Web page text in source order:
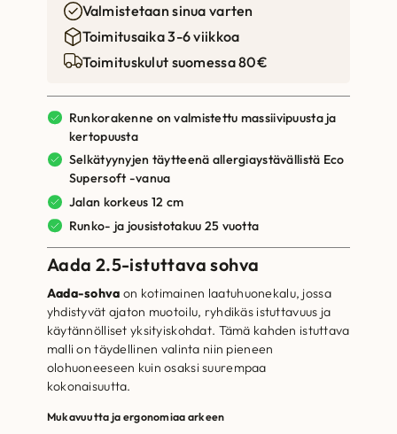
Valmistetaan sinua varten
Toimitusaika 3-6 viikkoa
Toimituskulut suomessa 80€
Runkorakenne on valmistettu massiivipuusta ja
kertopuusta
Selkätyynyjen täytteenä allergiaystävällistä Eco
Supersoft -vanua
Jalan korkeus 12 cm
Runko- ja jousistotakuu 25 vuotta
Aada 2.5-istuttava sohva
Aada-sohva on kotimainen laatuhuonekalu, jossa
yhdistyvät ajaton muotoilu, ryhdikäs istuttavuus ja
käytännölliset yksityiskohdat. Tämä kahden istuttava
malli on täydellinen valinta niin pieneen
olohuoneeseen kuin osaksi suurempaa
kokonaisuutta.
Mukavuutta ja ergonomiaa arkeen